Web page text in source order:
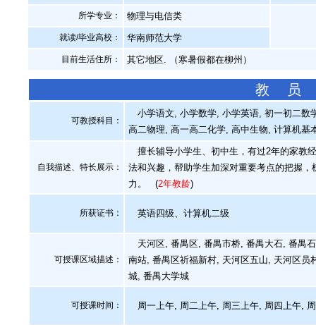
所学专业： 物理与电信类
就读/毕业高校： 华南师范大学
目前生活住所： 其它地区. （寒暑假都在柳州）
教 员
可教授科目：
小学语文, 小学数学, 小学英语, 初一初二数
高二物理, 高一高二化学, 高中生物, 计算机基
自我描述、特长展示 ：
擅长辅导小学生、初中生，有过2年的家教
法和兴趣，帮助学生加深对重要考点的把握
力。
(2年教龄)
所获证书 ： 英语四级、计算机二级
可授课区域描述：
天河区, 番禺区, 番禺市桥, 番禺大石, 番禺
南站, 番禺区祈福新村, 天河区五山, 天河区
城, 番禺大学城
可授课时间： 周一上午, 周二上午, 周三上午, 周四上午,